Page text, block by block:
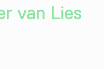
van Lies